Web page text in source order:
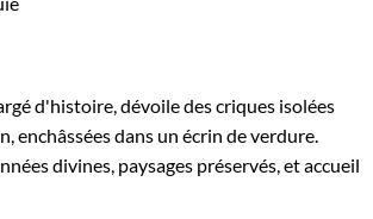
d'histoire, dévoile des criques isolées
enchâssées dans un écrin de verdure.
divines, paysages préservés, et accueil